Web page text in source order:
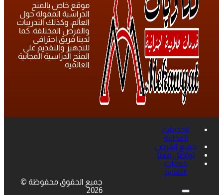
موقع خاص بالمنح
الدراسية الممولة حول
العالم، وكذلك التدريبات
والفرص المختلفة. كما
لدينا فريق احترافى
للتجهيز والتقديم على
المنح الدراسية المجانية
العالمية.
الخدمات
المجانية
جميع الفرص
تواصل معنا
خدمات
التقديم
جميع الحقوق محفوظة ©
2026